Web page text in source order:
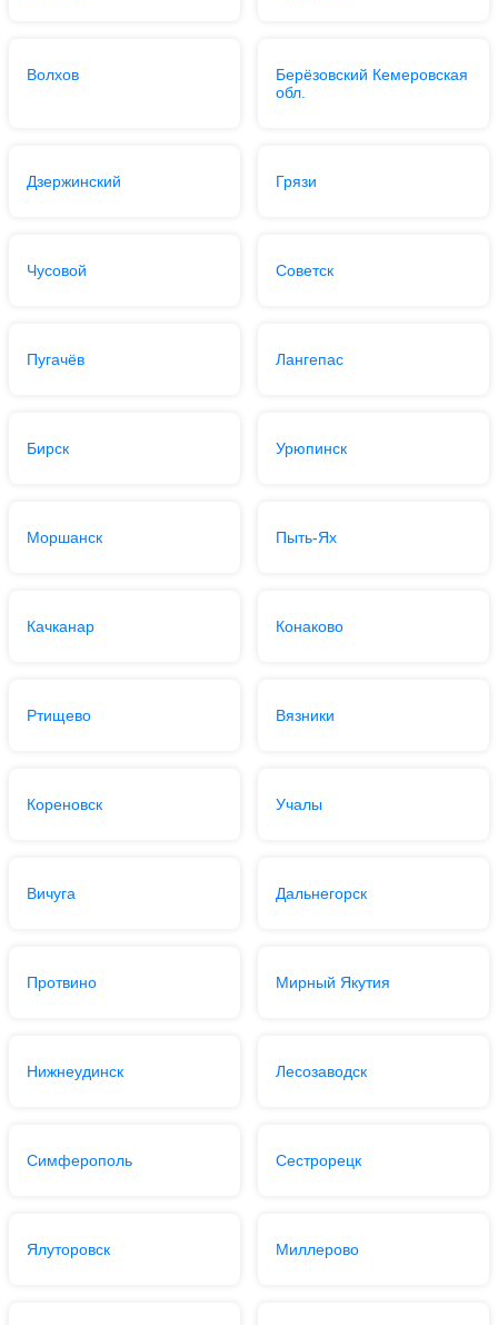
Волхов
Берёзовский Кемеровская
обл.
Дзержинский Грязи
Чусовой Советск
Пугачёв Лангепас
Бирск Урюпинск
Моршанск Пыть-Ях
Качканар Конаково
Ртищево Вязники
Кореновск Учалы
Вичуга Дальнегорск
Протвино Мирный Якутия
Нижнеудинск Лесозаводск
Симферополь Сестрорецк
Ялуторовск Миллерово